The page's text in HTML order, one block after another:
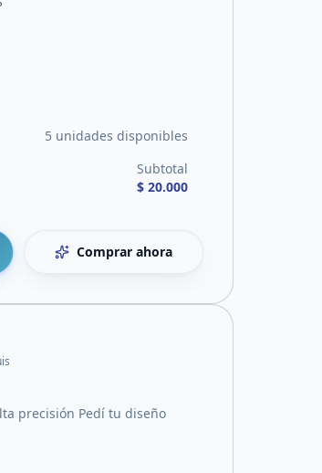
5 unidades disponibles
Subtotal
$ 20.000
Comprar ahora
precisión Pedí tu diseño